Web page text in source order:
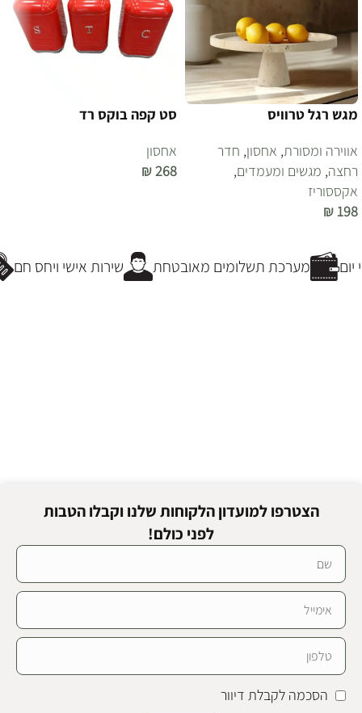
מגש רגל טרוויס
אווירה ומסורת, אחסון, חדר
רחצה, מגשים ומעמדים,
אקססוריז
₪ 198
סט קפה בוקס רד
אחסון
₪268
שירות אישי ויחס חם מערכת תשלומים מאובטחת
הצטרפו למועדון הלקוחות שלנו וקבלו הטבות
לפני כולם!
הסכמה לקבלת דיוור